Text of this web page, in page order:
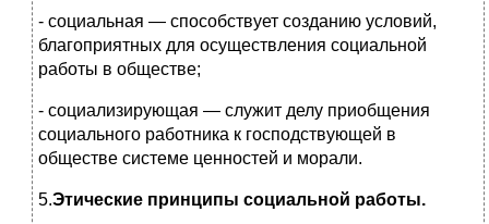
- социальная — способствует созданию условий,
благоприят­ных для осуществления социальной
работы в обществе;
- социализирующая — служит делу приобщения
социально­го работника к господствующей в
обществе системе ценностей и морали.
5.Этические принципы социальной работы.